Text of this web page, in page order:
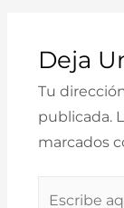
Deja
Tu
publicada.
marcados